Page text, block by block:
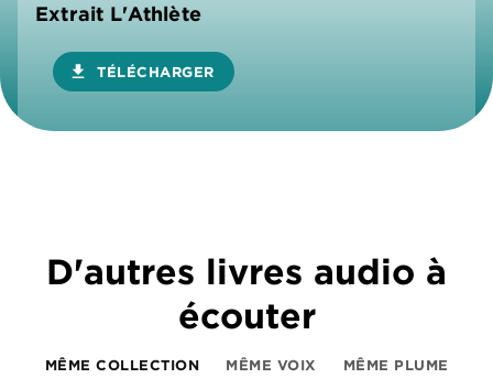
Extrait L'Athlète
download TÉLÉCHARGER
D'autres livres audio à
écouter
MÊME COLLECTION MÊME VOIX MÊME PLUME